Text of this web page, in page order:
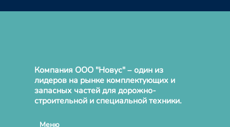
Компания ООО "Новус" – один из
лидеров на рынке комплектующих и
запасных частей для дорожно-
строительной и специальной техники.
Меню